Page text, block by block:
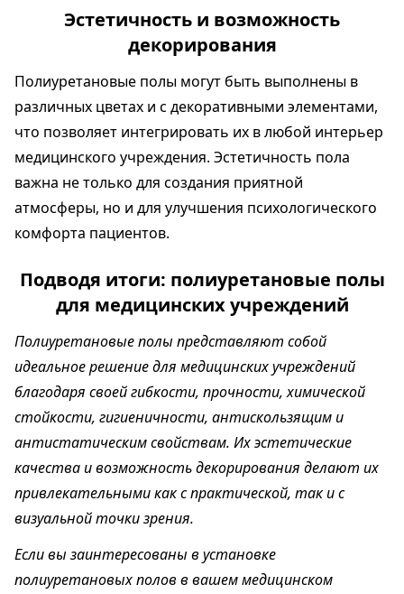
Эстетичность и возможность
декорирования
Полиуретановые полы могут быть выполнены в
различных цветах и с декоративными элементами,
что позволяет интегрировать их в любой интерьер
медицинского учреждения. Эстетичность пола
важна не только для создания приятной
атмосферы, но и для улучшения психологического
комфорта пациентов.
Подводя итоги: полиуретановые полы
для медицинских учреждений
Полиуретановые полы представляют собой
идеальное решение для медицинских учреждений
благодаря своей гибкости, прочности, химической
стойкости, гигиеничности, антискользящим и
антистатическим свойствам. Их эстетические
качества и возможность декорирования делают их
привлекательными как с практической, так и с
визуальной точки зрения.
Если вы заинтересованы в установке
полиуретановых полов в вашем медицинском